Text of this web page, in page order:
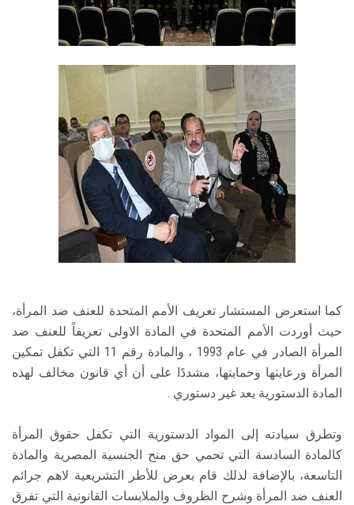
كما استعرض المستشار تعريف الأمم المتحدة للعنف ضد المرأة،
حيث أوردت الأمم المتحدة في المادة الاولى تعريفاً للعنف ضد
المرأة الصادر في عام 1993 ، والمادة رقم 11 التي تكفل تمكين
المرأة ورعايتها وحمايتها، مشددًا على أن أي قانون مخالف لهذه
المادة الدستورية يعد غير دستوري .
وتطرق سيادته إلى المواد الدستورية التي تكفل حقوق المرأة
كالمادة السادسة التي تحمي حق منح الجنسية المصرية والمادة
التاسعة، بالإضافة لذلك قام بعرض للأطر التشريعية لاهم جرائم
العنف ضد المرأة وشرح الظروف والملابسات القانونية التي تفرق